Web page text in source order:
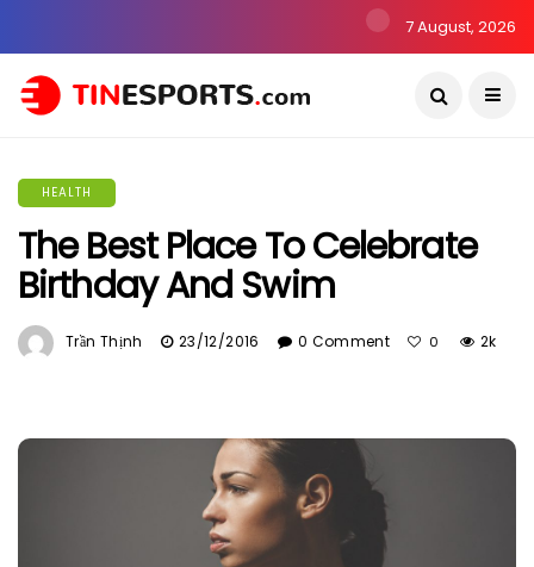
7 August, 2026
HEALTH
The Best Place To Celebrate
Birthday And Swim
Trần Thịnh 23/12/2016 0 Comment 0 2k